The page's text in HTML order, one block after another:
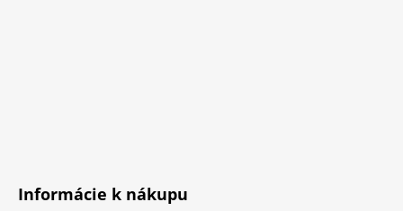
Informácie k nákupu